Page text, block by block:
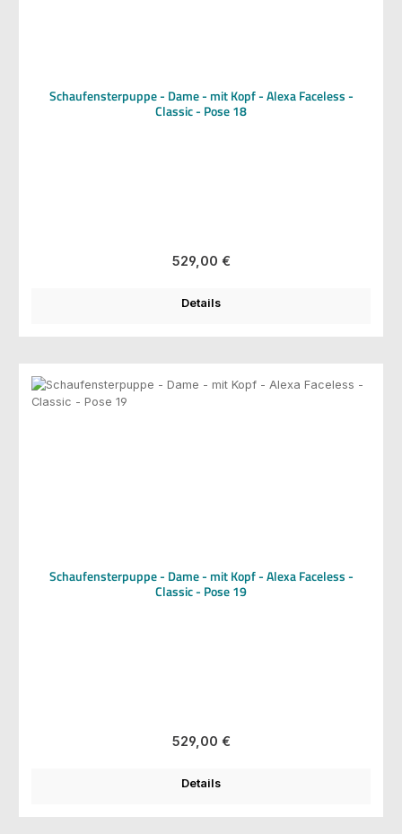
Schaufensterpuppe - Dame - mit Kopf - Alexa Faceless -
Classic - Pose 18
Regulärer Preis:
529,00 €
Details
Schaufensterpuppe - Dame - mit Kopf - Alexa Faceless -
Classic - Pose 19
Regulärer Preis:
529,00 €
Details